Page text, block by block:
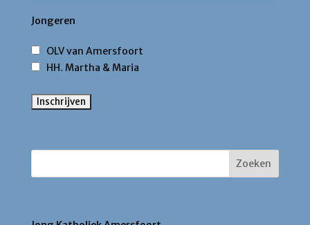
Jongeren
OLV van Amersfoort
HH. Martha & Maria